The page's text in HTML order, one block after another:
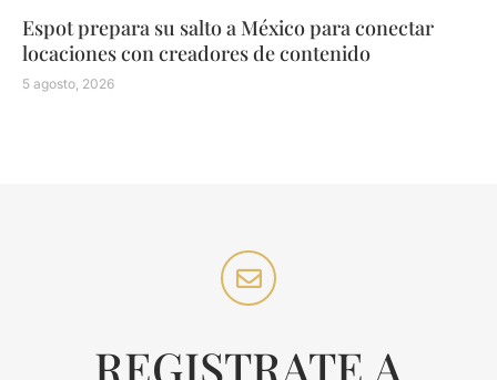
Espot prepara su salto a México para conectar
locaciones con creadores de contenido
5 agosto, 2026
REGISTRATE A